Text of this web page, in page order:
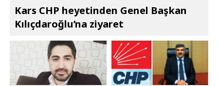
Kars CHP heyetinden Genel Başkan
Kılıçdaroğlu’na ziyaret